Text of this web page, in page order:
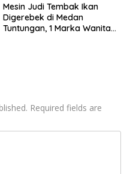
Mesin Judi Tembak Ikan
Digerebek di Medan
Tuntungan, 1 Marka Wanita
Required fields are